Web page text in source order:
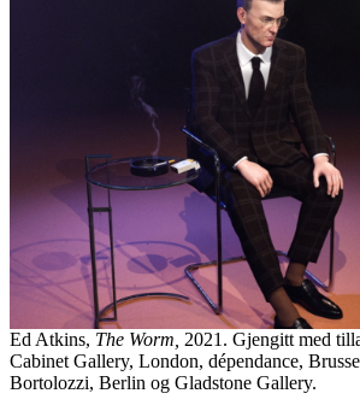
Ed Atkins, The Worm, 2021. Gjengitt med
Cabinet Gallery, London, dépendance,
Bortolozzi, Berlin og Gladstone Gallery.